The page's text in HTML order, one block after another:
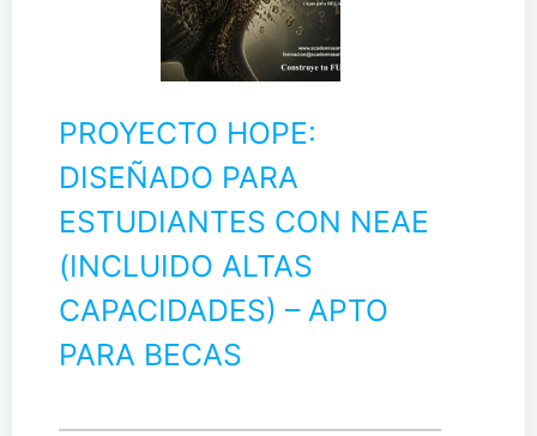
PROYECTO HOPE:
DISEÑADO PARA
ESTUDIANTES CON NEAE
(INCLUIDO ALTAS
CAPACIDADES) – APTO
PARA BECAS